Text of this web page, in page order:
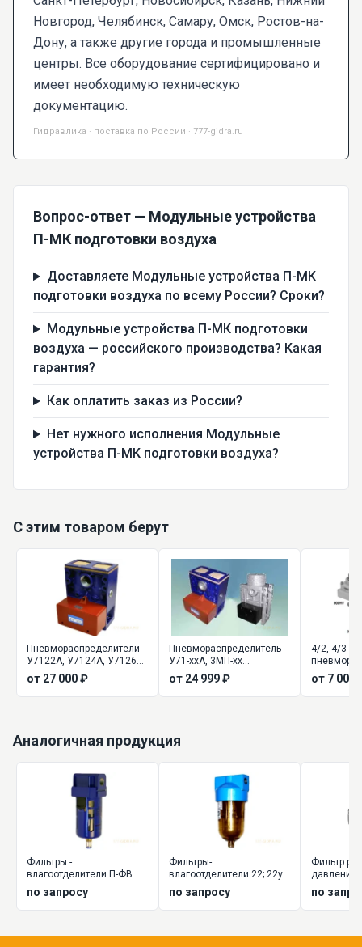
Новгород, Челябинск, Самару, Омск, Ростов-на-
Дону, а также другие города и промышленные
центры. Все оборудование сертифицировано и
имеет необходимую техническую
документацию.
Гидравлика · поставка по России · 777-gidra.ru
Вопрос-ответ — Модульные устройства
П-МК подготовки воздуха
Доставляете Модульные устройства П-МК
подготовки воздуха по всему России? Сроки?
Модульные устройства П-МК подготовки
воздуха — российского производства? Какая
гарантия?
Как оплатить заказ из России?
Нет нужного исполнения Модульные
устройства П-МК подготовки воздуха?
С этим товаром берут
Пневмораспределители
У7122А, У7124А, У7126А
сдвоенные
от 27 000 ₽
Пневмораспределитель
У71-xxА, 3МП-xx
трехлинейный
сдвоенный
от 24 999 ₽
4/2, 4/3
VH200/
от 7 000
Аналогичная продукция
Фильтры -
влагоотделители П-ФВ
по запросу
Фильтры-
влагоотделители 22; 22у;
по запросу
Фильтр
давления
по